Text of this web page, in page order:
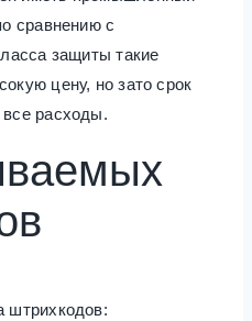
сравнению с
защиты такие
цену, но зато срок
расходы.
штрихкодов: